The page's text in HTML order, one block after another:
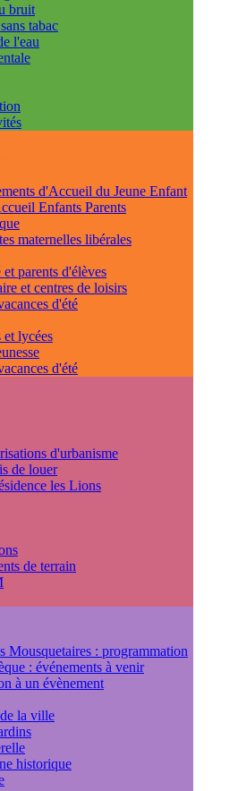
bruit
tabac
l'eau
d'Accueil du Jeune Enfant
Enfants Parents
maternelles libérales
et parents d'élèves
et centres de loisirs
d'été
et lycées
d'été
d'urbanisme
de louer
les Lions
de terrain
Mousquetaires : programmation
: événements à venir
à un évènement
la ville
historique